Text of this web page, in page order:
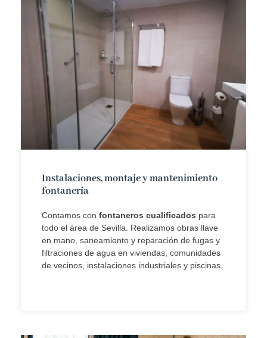
Instalaciones, montaje y mantenimiento
fontanería
Contamos con fontaneros cualificados para
todo el área de Sevilla. Realizamos obras llave
en mano, saneamiento y reparación de fugas y
filtraciones de agua en viviendas, comunidades
de vecinos, instalaciones industriales y piscinas.